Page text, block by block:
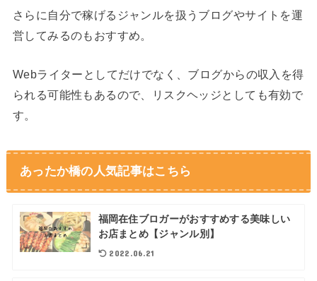
さらに自分で稼げるジャンルを扱うブログやサイトを運
営してみるのもおすすめ。
Webライターとしてだけでなく、ブログからの収入を得
られる可能性もあるので、リスクヘッジとしても有効で
す。
あったか橋の人気記事はこちら
福岡在住ブロガーがおすすめする美味しい
お店まとめ【ジャンル別】
2022.06.21